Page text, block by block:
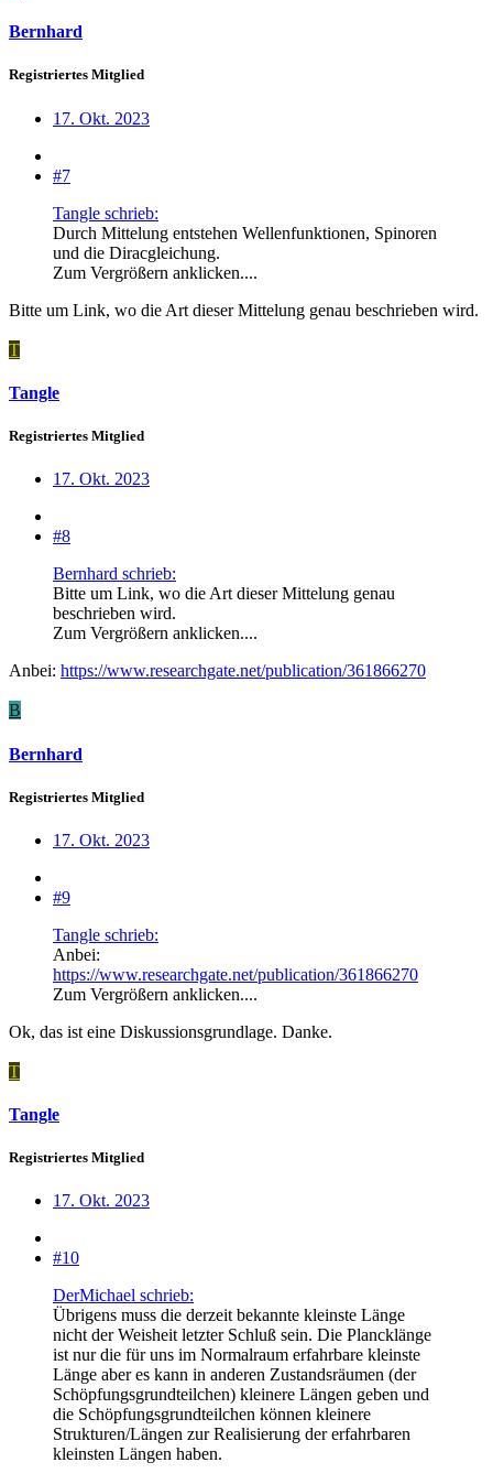
Bernhard
Registriertes Mitglied
17. Okt. 2023
#7
Tangle schrieb:
Durch Mittelung entstehen Wellenfunktionen, Spinoren
und die Diracgleichung.
Zum Vergrößern anklicken....
Bitte um Link, wo die Art dieser Mittelung genau beschrieben wird.
T
Tangle
Registriertes Mitglied
17. Okt. 2023
#8
Bernhard schrieb:
Bitte um Link, wo die Art dieser Mittelung genau
beschrieben wird.
Zum Vergrößern anklicken....
Anbei: https://www.researchgate.net/publication/361866270
B
Bernhard
Registriertes Mitglied
17. Okt. 2023
#9
Tangle schrieb:
Anbei:
https://www.researchgate.net/publication/361866270
Zum Vergrößern anklicken....
Ok, das ist eine Diskussionsgrundlage. Danke.
T
Tangle
Registriertes Mitglied
17. Okt. 2023
#10
DerMichael schrieb:
Übrigens muss die derzeit bekannte kleinste Länge
nicht der Weisheit letzter Schluß sein. Die Plancklänge
ist nur die für uns im Normalraum erfahrbare kleinste
Länge aber es kann in anderen Zustandsräumen (der
Schöpfungsgrundteilchen) kleinere Längen geben und
die Schöpfungsgrundteilchen können kleinere
Strukturen/Längen zur Realisierung der erfahrbaren
kleinsten Längen haben.